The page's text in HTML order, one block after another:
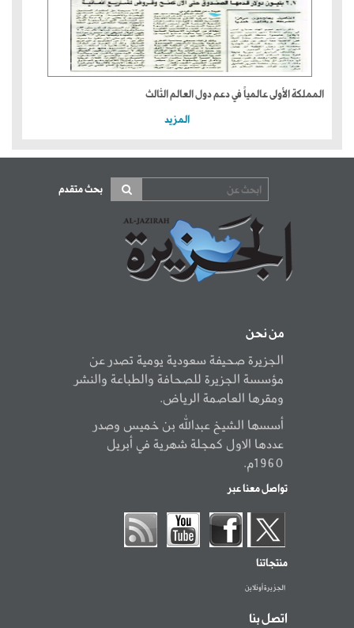
المملكة الأولى عالمياً في دعم دول العالم الثالث
المزيد
بحث متقدم
من نحن
الجزيرة صحيفة سعودية يومية تصدر عن
مؤسسة الجزيرة للصحافة والطباعة والنشر
ومقرها العاصمة الرياض.
أسسها الشيخ عبدالله بن خميس وصدر
عددها الاول كمجلة شهرية في أبريل
1960م.
تواصل معنا عبر
منتجاتنا
الجزيرة أونلاين
اتصل بنا